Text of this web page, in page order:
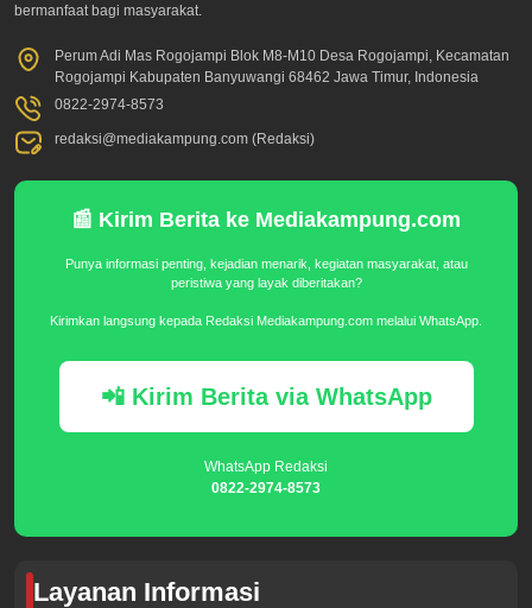
bermanfaat bagi masyarakat.
Perum Adi Mas Rogojampi Blok M8-M10 Desa Rogojampi, Kecamatan
Rogojampi Kabupaten Banyuwangi 68462 Jawa Timur, Indonesia
0822-2974-8573
redaksi@mediakampung.com (Redaksi)
📰 Kirim Berita ke Mediakampung.com
Punya informasi penting, kejadian menarik, kegiatan masyarakat, atau
peristiwa yang layak diberitakan?
Kirimkan langsung kepada Redaksi Mediakampung.com melalui WhatsApp.
📲 Kirim Berita via WhatsApp
WhatsApp Redaksi
0822-2974-8573
Layanan Informasi